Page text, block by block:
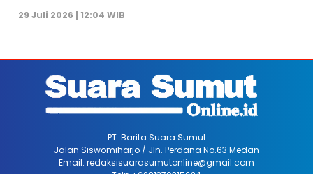
29 Juli 2026 | 12:04 WIB
PT. Barita Suara Sumut
Jalan Siswomiharjo / Jln. Perdana No.63 Medan
Email: redaksisuarasumutonline@gmail.com